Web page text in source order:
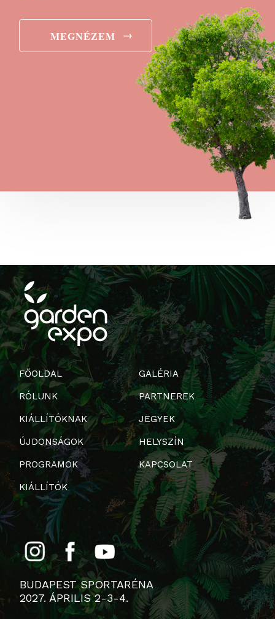
MEGNÉZEM →
FŐOLDAL
RÓLUNK
KIÁLLÍTÓKNAK
ÚJDONSÁGOK
PROGRAMOK
KIÁLLÍTÓK
GALÉRIA
PARTNEREK
JEGYEK
HELYSZÍN
KAPCSOLAT
BUDAPEST SPORTARÉNA
2027. ÁPRILIS 2-3-4.